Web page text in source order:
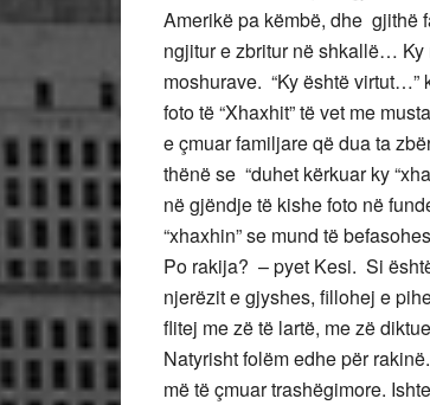
Amerikë pa këmbë, dhe gjithë
ngjitur e zbritur në shkallë…
moshurave. “Ky është
foto të “Xhaxhit” të vet me
e çmuar familjare që dua ta
thënë se “duhet kërkuar ky
në gjëndje të kishe foto në
“xhaxhin” se mund të
Po rakija? – pyet Kesi. Si
njerëzit e gjyshes, fillohej e
flitej me zë të lartë, me zë
Natyrisht folëm edhe për
më të çmuar trashëgimore.